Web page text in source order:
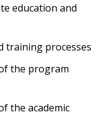
education and
training processes
the program
the academic